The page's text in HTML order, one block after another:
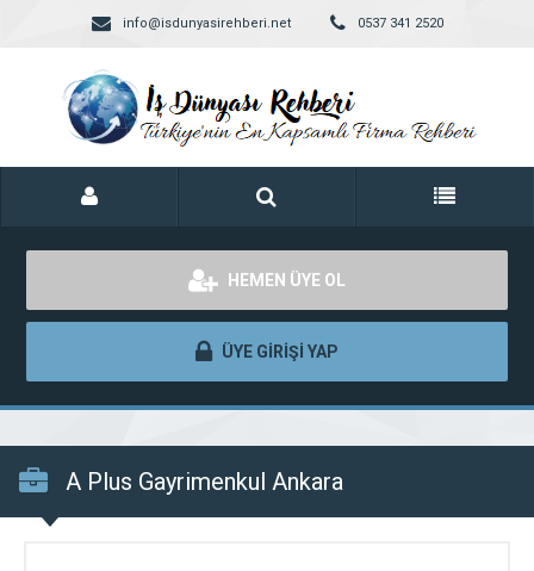
info@isdunyasirehberi.net 0537 341 2520
HEMEN ÜYE OL
ÜYE GİRİŞİ YAP
A Plus Gayrimenkul Ankara